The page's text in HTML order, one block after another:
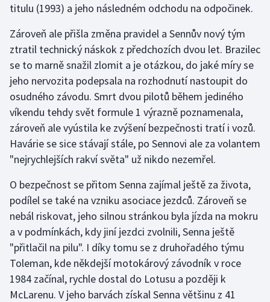
titulu (1993) a jeho následném odchodu na odpočinek.
Zároveň ale přišla změna pravidel a Sennův nový tým
ztratil technický náskok z předchozích dvou let. Brazilec
se to marně snažil zlomit a je otázkou, do jaké míry se
jeho nervozita podepsala na rozhodnutí nastoupit do
osudného závodu. Smrt dvou pilotů během jediného
víkendu tehdy svět formule 1 výrazně poznamenala,
zároveň ale vyústila ke zvýšení bezpečnosti tratí i vozů.
Havárie se sice stávají stále, po Sennovi ale za volantem
"nejrychlejších rakví světa" už nikdo nezemřel.
O bezpečnost se přitom Senna zajímal ještě za života,
podílel se také na vzniku asociace jezdců. Zároveň se
nebál riskovat, jeho silnou stránkou byla jízda na mokru
a v podmínkách, kdy jiní jezdci zvolnili, Senna ještě
"přitlačil na pilu". I díky tomu se z druhořadého týmu
Toleman, kde někdejší motokárový závodník v roce
1984 začínal, rychle dostal do Lotusu a později k
McLarenu. V jeho barvách získal Senna většinu z 41